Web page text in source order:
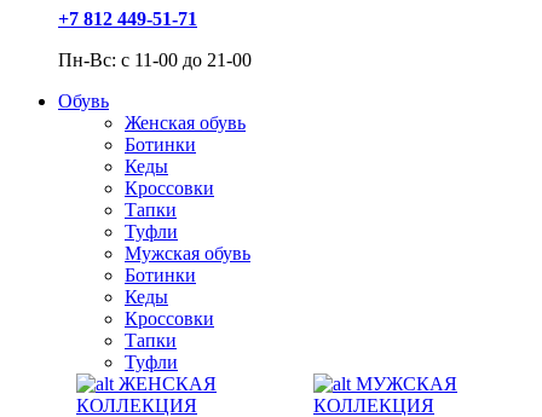
+7 812 449-51-71
Пн-Вс: с 11-00 до 21-00
Обувь
Женская обувь
Ботинки
Кеды
Кроссовки
Тапки
Туфли
Мужская обувь
Ботинки
Кеды
Кроссовки
Тапки
Туфли
ЖЕНСКАЯ
КОЛЛЕКЦИЯ
МУЖСКАЯ
КОЛЛЕКЦИЯ